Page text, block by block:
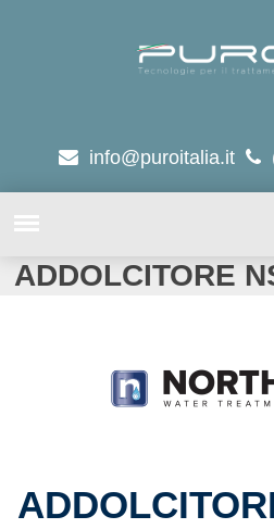
info@puroitalia.it
ADDOLCITORE